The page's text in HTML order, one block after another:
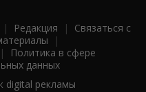
| Редакция | Связаться с
|
|
Политика в сфере
данных
digital рекламы